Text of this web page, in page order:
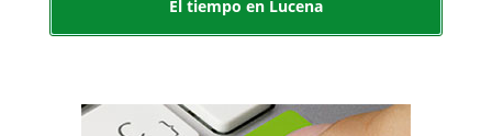
El tiempo en Lucena